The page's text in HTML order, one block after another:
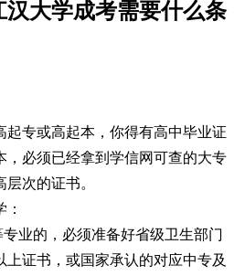
汉大学成考需要什么条
起专或高起本，你得有高中毕业证
，必须已经拿到学信网可查的大专
次的证书。
业的，必须准备好省级卫生部门
证书，或国家承认的对应中专及